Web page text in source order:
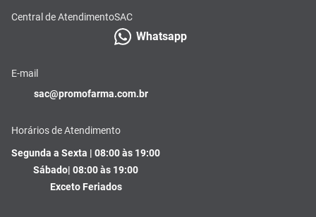
Central de AtendimentoSAC
Whatsapp
E-mail
sac@promofarma.com.br
Horários de Atendimento
Segunda a Sexta | 08:00 às 19:00
Sábado| 08:00 às 19:00
Exceto Feriados